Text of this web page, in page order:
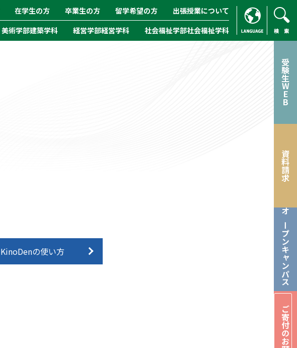
在学生の方 卒業生の方 留学希望の方
出張授業について
美術学部建築学科 経営学部経営学科
社会福祉学部社会福祉学科
ENGLISH/CHINESE 検索
受験生WEB
資料請求
オープンキャンパス
ご寄付のお願い
KinoDenの使い方